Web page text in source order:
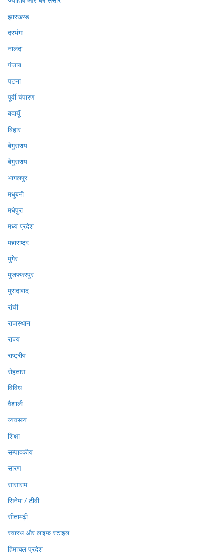
झारखण्ड
दरभंगा
नालंदा
पंजाब
पटना
पूर्वी चंपारण
बदायूँ
बिहार
बेगुसराय
बेगुसराय
भागलपुर
मधुबनी
मधेपुरा
मध्य प्रदेश
महाराष्ट्र
मुंगेर
मुजफ्फ़रपुर
मुरादाबाद
रांची
राजस्थान
राज्य
राष्ट्रीय
रोहतास
विविध
वैशाली
व्यवसाय
शिक्षा
सम्पादकीय
सारण
सासाराम
सिनेमा / टीवी
सीतामढ़ी
स्वास्थ और लाइफ स्टाइल
हिमाचल प्रदेश